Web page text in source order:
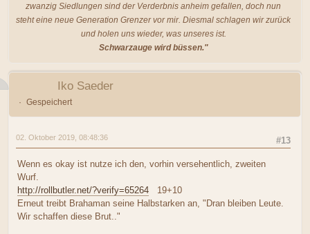
zwanzig Siedlungen sind der Verderbnis anheim gefallen, doch nun
steht eine neue Generation Grenzer vor mir. Diesmal schlagen wir zurück
und holen uns wieder, was unseres ist.
Schwarzauge wird büssen."
Iko Saeder
Gespeichert
#13
02. Oktober 2019, 08:48:36
Wenn es okay ist nutze ich den, vorhin versehentlich, zweiten
Wurf.
http://rollbutler.net/?verify=65264 19+10
Erneut treibt Brahaman seine Halbstarken an, "Dran bleiben Leute.
Wir schaffen diese Brut.."